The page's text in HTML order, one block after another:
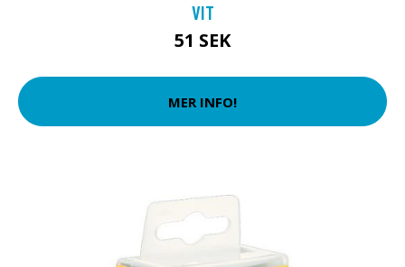
VIT
51 SEK
MER INFO!